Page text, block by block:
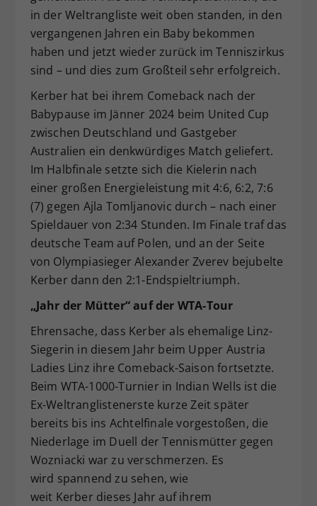
in der Weltrangliste weit oben standen, in den
vergangenen Jahren ein Baby bekommen
haben und jetzt wieder zurück im Tenniszirkus
sind – und dies zum Großteil sehr erfolgreich.
Kerber hat bei ihrem Comeback nach der
Babypause im Jänner 2024 beim United Cup
zwischen Deutschland und Gastgeber
Australien ein denkwürdiges Match geliefert.
Im Halbfinale setzte sich die Kielerin nach
einer großen Energieleistung mit 4:6, 6:2, 7:6
(7) gegen Ajla Tomljanovic durch – nach einer
Spieldauer von 2:34 Stunden. Im Finale traf das
deutsche Team auf Polen, und an der Seite
von Olympiasieger Alexander Zverev bejubelte
Kerber dann den 2:1-Endspieltriumph.
„Jahr der Mütter“ auf der WTA-Tour
Ehrensache, dass Kerber als ehemalige Linz-
Siegerin in diesem Jahr beim Upper Austria
Ladies Linz ihre Comeback-Saison fortsetzte.
Beim WTA-1000-Turnier in Indian Wells ist die
Ex-Weltranglistenerste kurze Zeit später
bereits bis ins Achtelfinale vorgestoßen, die
Niederlage im Duell der Tennismütter gegen
Wozniacki war zu verschmerzen. Es
wird spannend zu sehen, wie
weit Kerber dieses Jahr auf ihrem
Zweck
Dieser Wert speichert Ihre Consent-
Einstellungen. Unter anderem eine
zufällig generierte ID, für die
historische Speicherung Ihrer
vorgenommen Einstellungen, falls der
Webseiten-Betreiber dies eingestellt
hat.